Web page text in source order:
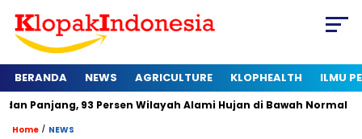
BERANDA NEWS AGRICULTURE KLOPHEALTH ILMU
93 Persen Wilayah Alami Hujan di Bawah Normal Kapan
Home / NEWS